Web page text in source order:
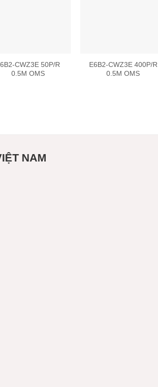
CWZ3E 50P/R
0.5M OMS
E6B2-CWZ3E 400P/R
0.5M OMS
NAM